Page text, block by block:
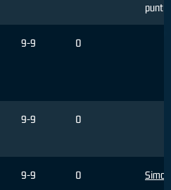
punti
9-9 0
9-9 0
9-9 0